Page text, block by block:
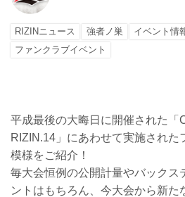
RIZINニュース 強者ノ巣 イベント情
ファンクラブイベント
平成最後の大晦日に開催された「
RIZIN.14」にあわせて実施された
模様をご紹介！
毎大会恒例の公開計量やバックス
ントはもちろん、今大会から新た